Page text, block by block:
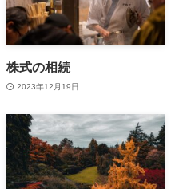
株式の相続
2023年12月19日